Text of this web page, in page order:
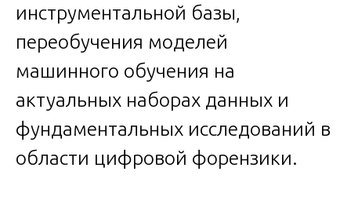
инструментальной базы,
переобучения моделей
машинного обучения на
актуальных наборах данных и
фундаментальных исследований в
области цифровой форензики.